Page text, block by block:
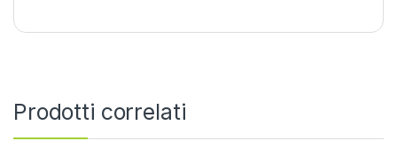
Prodotti correlati